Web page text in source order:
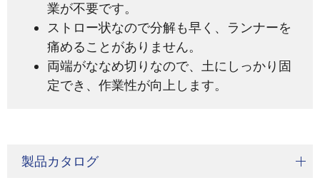
業が不要です。
ストロー状なので分解も早く、ランナーを
痛めることがありません。
両端がななめ切りなので、土にしっかり固
定でき、作業性が向上します。
製品カタログ